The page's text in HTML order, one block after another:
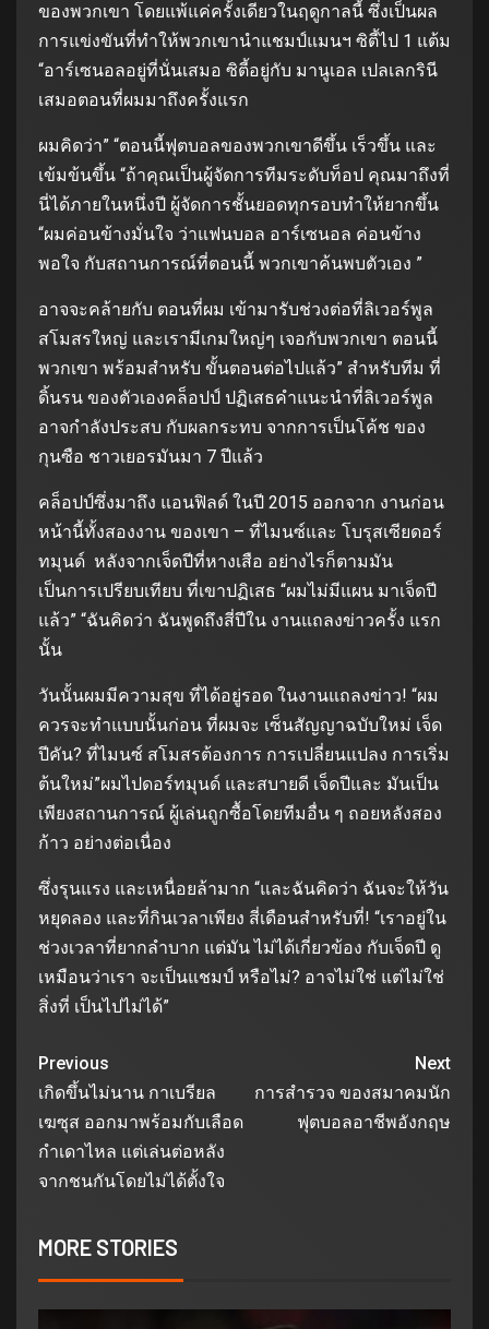
ของพวกเขา โดยแพ้แค่ครั้งเดียวในฤดูกาลนี้ ซึ่งเป็นผล
การแข่งขันที่ทําให้พวกเขานําแชมป์แมนฯ ซิตี้ไป 1 แต้ม
“อาร์เซนอลอยู่ที่นั่นเสมอ ซิตี้อยู่กับ มานูเอล เปลเลกรินี
เสมอตอนที่ผมมาถึงครั้งแรก
ผมคิดว่า” “ตอนนี้ฟุตบอลของพวกเขาดีขึ้น เร็วขึ้น และ
เข้มข้นขึ้น “ถ้าคุณเป็นผู้จัดการทีมระดับท็อป คุณมาถึงที่
นี่ได้ภายในหนึ่งปี ผู้จัดการชั้นยอดทุกรอบทําให้ยากขึ้น
“ผมค่อนข้างมั่นใจ ว่าแฟนบอล อาร์เซนอล ค่อนข้าง
พอใจ กับสถานการณ์ที่ตอนนี้ พวกเขาค้นพบตัวเอง ”
อาจจะคล้ายกับ ตอนที่ผม เข้ามารับช่วงต่อที่ลิเวอร์พูล
สโมสรใหญ่ และเรามีเกมใหญ่ๆ เจอกับพวกเขา ตอนนี้
พวกเขา พร้อมสําหรับ ขั้นตอนต่อไปแล้ว” สําหรับทีม ที่
ดิ้นรน ของตัวเองคล็อปป์ ปฏิเสธคําแนะนําที่ลิเวอร์พูล
อาจกําลังประสบ กับผลกระทบ จากการเป็นโค้ช ของ
กุนซือ ชาวเยอรมันมา 7 ปีแล้ว
คล็อปป์ซึ่งมาถึง แอนฟิลด์ ในปี 2015 ออกจาก งานก่อน
หน้านี้ทั้งสองงาน ของเขา – ที่ไมนซ์และ โบรุสเซียดอร์
ทมุนด์ หลังจากเจ็ดปีที่หางเสือ อย่างไรก็ตามมัน
เป็นการเปรียบเทียบ ที่เขาปฏิเสธ “ผมไม่มีแผน มาเจ็ดปี
แล้ว” “ฉันคิดว่า ฉันพูดถึงสี่ปีใน งานแถลงข่าวครั้ง แรก
นั้น
วันนั้นผมมีความสุข ที่ได้อยู่รอด ในงานแถลงข่าว! “ผม
ควรจะทําแบบนั้นก่อน ที่ผมจะ เซ็นสัญญาฉบับใหม่ เจ็ด
ปีคัน? ที่ไมนซ์ สโมสรต้องการ การเปลี่ยนแปลง การเริ่ม
ต้นใหม่”ผมไปดอร์ทมุนด์ และสบายดี เจ็ดปีและ มันเป็น
เพียงสถานการณ์ ผู้เล่นถูกซื้อโดยทีมอื่น ๆ ถอยหลังสอง
ก้าว อย่างต่อเนื่อง
ซึ่งรุนแรง และเหนื่อยล้ามาก “และฉันคิดว่า ฉันจะให้วัน
หยุดลอง และที่กินเวลาเพียง สี่เดือนสําหรับที่! “เราอยู่ใน
ช่วงเวลาที่ยากลําบาก แต่มัน ไม่ได้เกี่ยวข้อง กับเจ็ดปี ดู
เหมือนว่าเรา จะเป็นแชมป์ หรือไม่? อาจไม่ใช่ แต่ไม่ใช่
สิ่งที่ เป็นไปไม่ได้”
Previous
เกิดขึ้นไม่นาน กาเบรียล
เฆซุส ออกมาพร้อมกับเลือด
กำเดาไหล แต่เล่นต่อหลัง
จากชนกันโดยไม่ได้ตั้งใจ
Next
การสํารวจ ของสมาคมนัก
ฟุตบอลอาชีพอังกฤษ
MORE STORIES